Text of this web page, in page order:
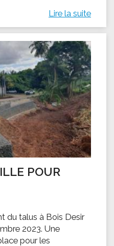
Lire la suite
POUR
du talus à Bois Desir
2023. Une
pour les